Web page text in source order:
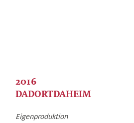
2016
DADORTDAHEIM
Eigenproduktion